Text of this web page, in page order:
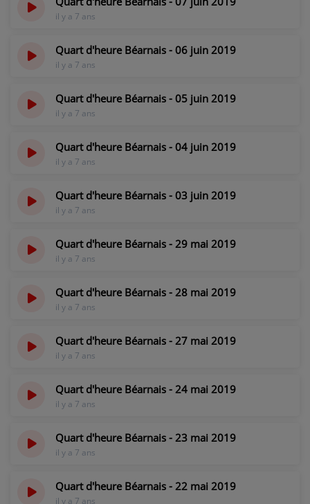
il y a 7 ans
Quart d'heure Béarnais - 06 juin 2019
il y a 7 ans
Quart d'heure Béarnais - 05 juin 2019
il y a 7 ans
Quart d'heure Béarnais - 04 juin 2019
il y a 7 ans
Quart d'heure Béarnais - 03 juin 2019
il y a 7 ans
Quart d'heure Béarnais - 29 mai 2019
il y a 7 ans
Quart d'heure Béarnais - 28 mai 2019
il y a 7 ans
Quart d'heure Béarnais - 27 mai 2019
il y a 7 ans
Quart d'heure Béarnais - 24 mai 2019
il y a 7 ans
Quart d'heure Béarnais - 23 mai 2019
il y a 7 ans
Quart d'heure Béarnais - 22 mai 2019
il y a 7 ans